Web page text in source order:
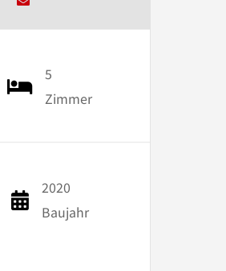
5
Zimmer
2020
Baujahr